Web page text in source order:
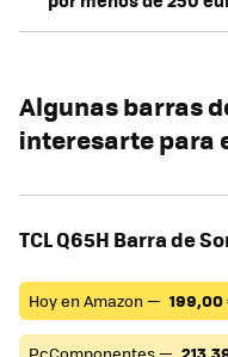
Algunas barras
interesarte para
TCL Q65H Barra de
Hoy en Amazon — 199,00